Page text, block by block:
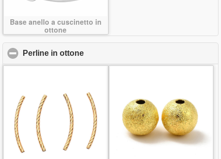
Base anello a cuscinetto in
ottone
Perline in ottone